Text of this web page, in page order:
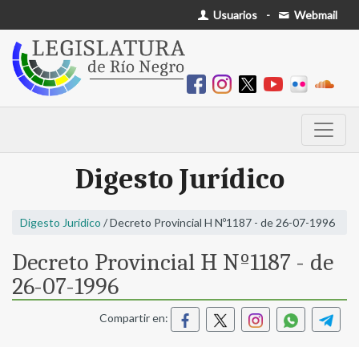
Usuarios - Webmail
Digesto Jurídico
Digesto Jurídico / Decreto Provincial H Nº1187 - de 26-07-1996
Decreto Provincial H Nº1187 - de
26-07-1996
Compartir en: